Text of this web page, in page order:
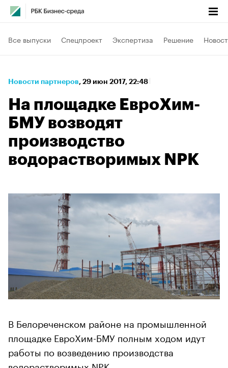
Все выпуски Спецпроект Экспертиза Решение
Новости партнеров⁠, 29 июн 2017, 22:48
На площадке ЕвроХим-
БМУ возводят
производство
водорастворимых NPK
В Белореченском районе на промышленной
площадке ЕвроХим-БМУ полным ходом идут
работы по возведению производства